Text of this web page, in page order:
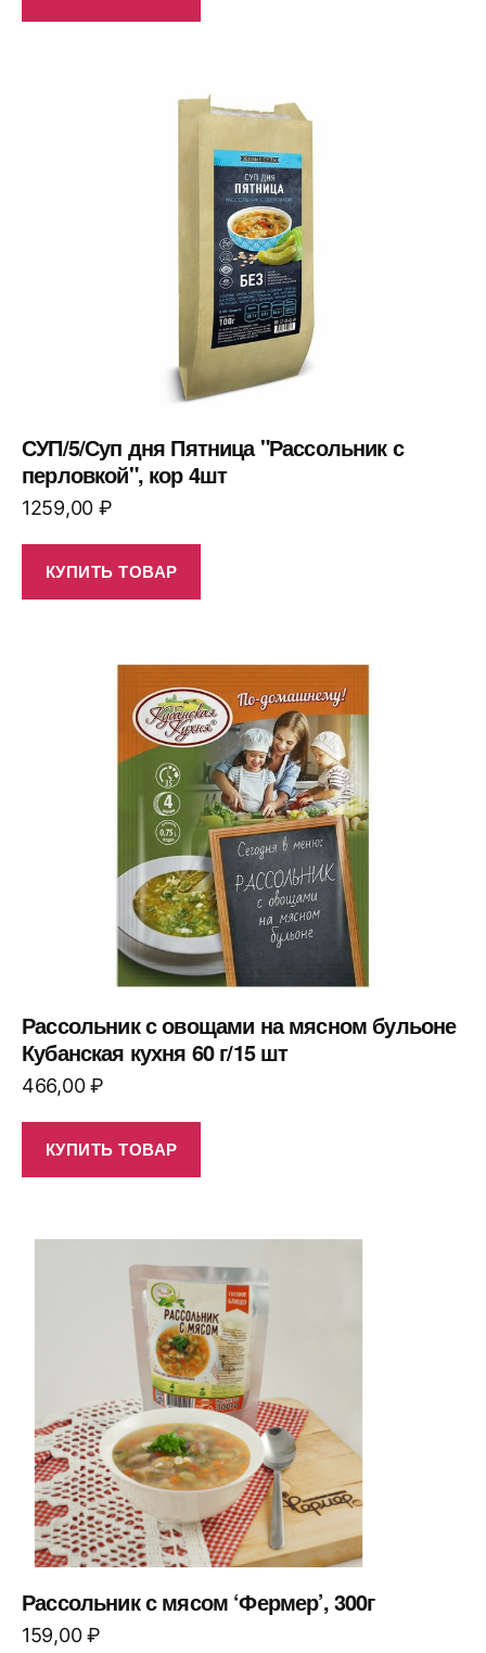
СУП/5/Суп дня Пятница "Рассольник с
перловкой", кор 4шт
1259,00 ₽
КУПИТЬ ТОВАР
Рассольник с овощами на мясном бульоне
Кубанская кухня 60 г/15 шт
466,00₽
КУПИТЬ ТОВАР
Рассольник с мясом ‘Фермер’, 300г
159,00₽